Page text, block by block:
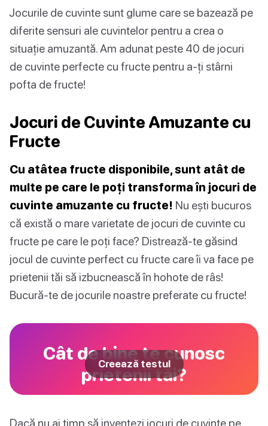
Jocurile de cuvinte sunt glume care se bazează pe
diferite sensuri ale cuvintelor pentru a crea o
situație amuzantă. Am adunat peste 40 de jocuri
de cuvinte perfecte cu fructe pentru a-ți stârni
pofta de fructe!
Jocuri de Cuvinte Amuzante cu
Fructe
Cu atâtea fructe disponibile, sunt atât de
multe pe care le poți transforma în jocuri de
cuvinte amuzante cu fructe! Nu ești bucuros
că există o mare varietate de jocuri de cuvinte cu
fructe pe care le poți face? Distrează-te găsind
jocul de cuvinte perfect cu fructe care îi va face pe
prietenii tăi să izbucnească în hohote de râs!
Bucură-te de jocurile noastre preferate cu fructe!
Cât de bine te cunosc
prietenii tăi?
Creează testul
Dacă nu ai timp să inventezi jocuri de cuvinte pe